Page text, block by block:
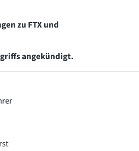
zu FTX und
angekündigt.